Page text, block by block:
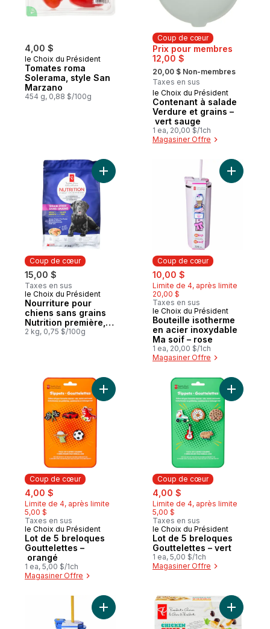
4,00 $
le Choix du Président
Tomates roma
Solerama, style San
Marzano
454 g, 0,88 $/100g
Coup de cœur
Prix pour membres
12,00 $
, formerly:
20,00 $ Non-membres
Taxes en sus
Coup de cœur
le Choix du Président
Contenant à salade
Verdure et grains –
vert sauge
1 ea, 20,00 $/1ch
Magasiner Offre
Coup de cœur
15,00 $
Taxes en sus
Coup de cœur
le Choix du Président
Nourriture pour
chiens sans grains
Nutrition première,
saumon, pommes de
2 kg, 0,75 $/100g
Ajouter Nourriture pour chiens sans
Coup de cœur
sale:
10,00 $
Limite de 4, après limite
20,00 $
Taxes en sus
Coup de cœur
le Choix du Président
Bouteille isotherme
en acier inoxydable
Ma soif – rose
1 ea, 20,00 $/1ch
Magasiner Offre
Ajouter
Coup de cœur
sale:
4,00 $
Limite de 4, après limite
5,00 $
Taxes en sus
Coup de cœur
le Choix du Président
Lot de 5 breloques
Gouttelettes –
orangé
1 ea, 5,00 $/1ch
Magasiner Offre
Ajouter Lot de 5 breloques Gouttelettes
Coup de cœur
sale:
4,00 $
Limite de 4, après limite
5,00 $
Taxes en sus
Coup de cœur
le Choix du Président
Lot de 5 breloques
Gouttelettes – vert
1 ea, 5,00 $/1ch
Magasiner Offre
Ajouter
Ajouter Bouteille isotherme en acier